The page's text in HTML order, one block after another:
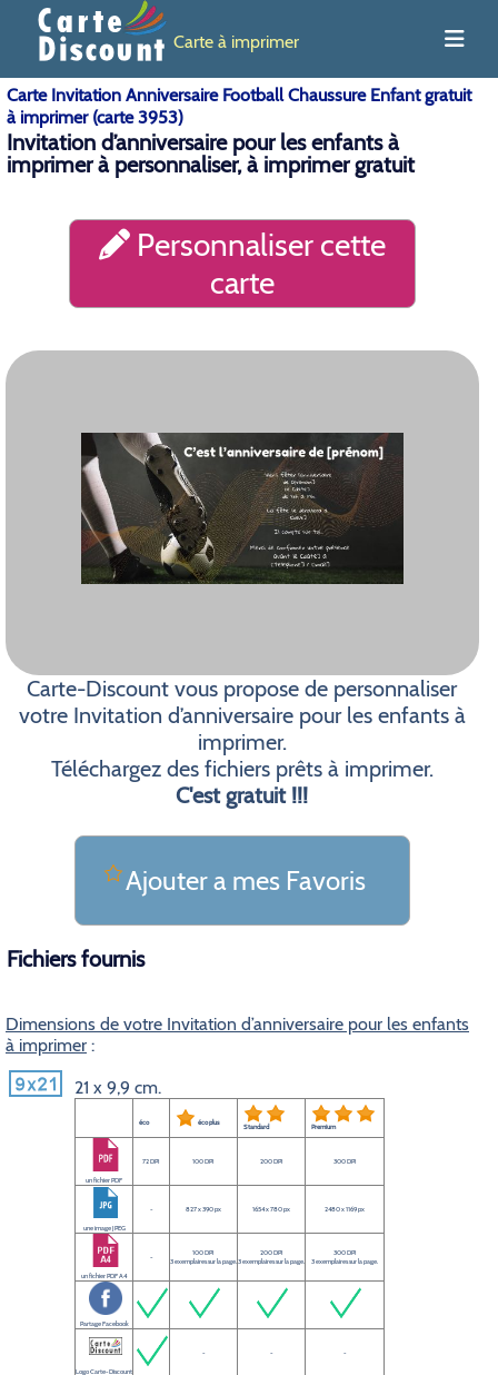
Carte à imprimer
Carte Invitation Anniversaire Football Chaussure Enfant gratuit
à imprimer (carte 3953)
Invitation d’anniversaire pour les enfants à
imprimer à personnaliser, à imprimer gratuit
Personnaliser cette
carte
Carte-Discount vous propose de personnaliser
votre Invitation d’anniversaire pour les enfants à
imprimer.
Téléchargez des fichiers prêts à imprimer.
C'est gratuit !!!
Ajouter a mes Favoris
Fichiers fournis
Dimensions de votre Invitation d’anniversaire pour les enfants
à imprimer :
21 x 9,9 cm.
éco éco plus Standard Premium
un fichier PDF
72 DPI 100 DPI 200 DPI 300 DPI
une image JPEG
- 827 x 390 px 1654 x 780 px 2480 x 1169 px
un fichier PDF A4
-
100 DPI
3 exemplaires sur la page.
200 DPI
3 exemplaires sur la page.
300 DPI
3 exemplaires sur la page.
Partage Facebook
Logo Carte-Discount
- - -